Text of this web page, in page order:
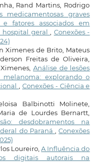
Rand Martins, Rodrigo
medicamentosas graves
fatores associados em
geral
Conexões -
Ximenes de Brito, Mateus
Freitas de Oliveira,
Análise de lesões
melanoma: explorando o
Conexões - Ciência e
Balbinotti Molinete,
de Lourdes Bernartt,
desdobramentos na
do Paraná
,Conexões
Loureiro,A Influência do
digitais autorais na